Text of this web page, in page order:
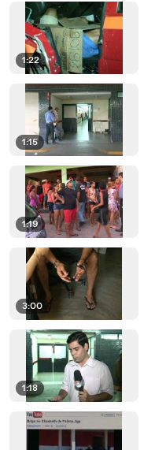
1:22
1:15
1:19
3:00
1:18